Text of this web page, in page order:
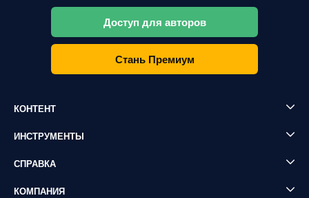
Доступ для авторов
Стань Премиум
КОНТЕНТ
ИНСТРУМЕНТЫ
СПРАВКА
КОМПАНИЯ